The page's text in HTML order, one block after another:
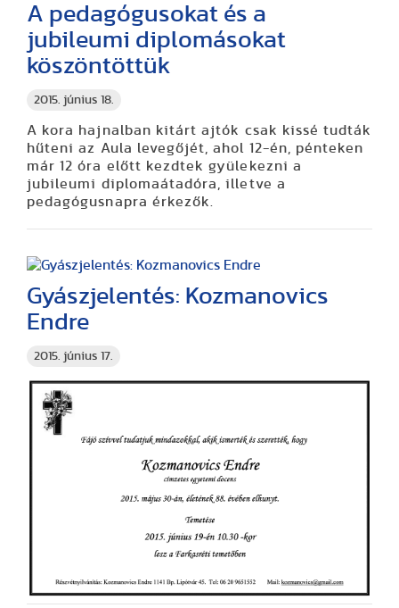
2015. június 18.
A pedagógusokat és a
jubileumi diplomásokat
köszöntöttük
A kora hajnalban kitárt ajtók csak kissé tudták
hűteni az Aula levegőjét, ahol 12-én, pénteken
már 12 óra előtt kezdtek gyülekezni a
jubileumi diplomaátadóra, illetve a
pedagógusnapra érkezők.
2015. június 17.
Gyászjelentés: Kozmanovics
Endre